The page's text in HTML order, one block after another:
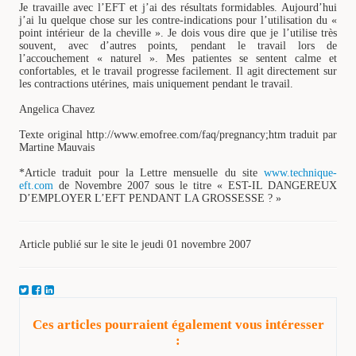
Je travaille avec l’EFT et j’ai des résultats formidables. Aujourd’hui
j’ai lu quelque chose sur les contre-indications pour l’utilisation du «
point intérieur de la cheville ». Je dois vous dire que je l’utilise très
souvent, avec d’autres points, pendant le travail lors de
l’accouchement « naturel ». Mes patientes se sentent calme et
confortables, et le travail progresse facilement. Il agit directement sur
les contractions utérines, mais uniquement pendant le travail.
Angelica Chavez
Texte original http://www.emofree.com/faq/pregnancy;htm traduit par
Martine Mauvais
*Article traduit pour la Lettre mensuelle du site www.technique-
eft.com de Novembre 2007 sous le titre « EST-IL DANGEREUX
D’EMPLOYER L’EFT PENDANT LA GROSSESSE ? »
Article publié sur le site le jeudi 01 novembre 2007
Ces articles pourraient également vous intéresser
: